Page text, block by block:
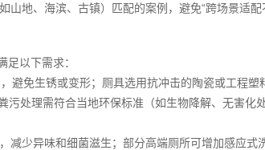
地、海滨、古镇）匹配的案例，避免“跨场景适配
足以下需求：
避免生锈或变形；厕具选用抗冲击的陶瓷或工程塑
处理需符合当地环保标准（如生物降解、无害化
少异味和细菌滋生；部分高端厕所可增加感应式